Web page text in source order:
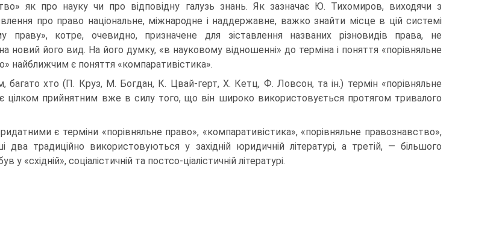
як про науку чи про відповідну галузь знань. Як зазначає Ю. Тихомиров, виходячи з
про право національне, міжнародне і наддержавне, важко знайти місце в цій системі
праву», котре, очевидно, призначене для зіставлення названих різновидів права, не
новий його вид. На його думку, «в науковому відношенні» до терміна і поняття «порівняльне
найближчим є поняття «компаративістика».
багато хто (П. Круз, М. Богдан, К. Цвай-герт, X. Кетц, Ф. Ловсон, та ін.) термін «порівняльне
цілком прийнятним вже в силу того, що він широко використовується протягом тривалого
є терміни «порівняльне право», «компаративістика», «порівняльне правознавство»,
два традиційно використовуються у західній юридичній літературі, а третій, — більшого
у «східній», соціалістичній та постсо-ціалістичній літературі.